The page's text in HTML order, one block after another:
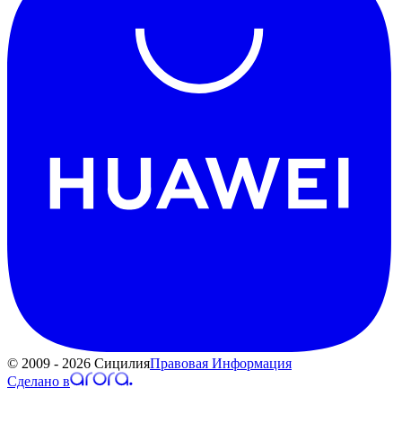
© 2009 - 2026 СицилияПравовая Информация
Сделано в